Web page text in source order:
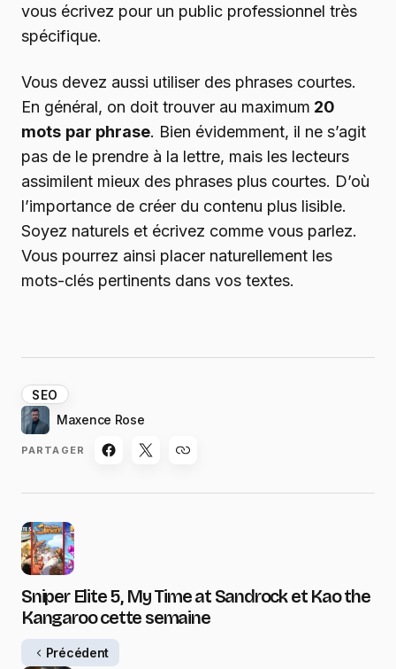
vous écrivez pour un public professionnel très
spécifique.
Vous devez aussi utiliser des phrases courtes.
En général, on doit trouver au maximum 20
mots par phrase. Bien évidemment, il ne s’agit
pas de le prendre à la lettre, mais les lecteurs
assimilent mieux des phrases plus courtes. D’où
l’importance de créer du contenu plus lisible.
Soyez naturels et écrivez comme vous parlez.
Vous pourrez ainsi placer naturellement les
mots-clés pertinents dans vos textes.
SEO
Maxence Rose
PARTAGER
Sniper Elite 5, My Time at Sandrock et Kao the
Kangaroo cette semaine
Précédent